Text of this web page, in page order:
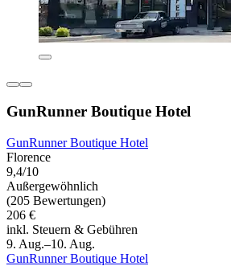
GunRunner Boutique Hotel
GunRunner Boutique Hotel
Florence
9,4/10
Außergewöhnlich
(205 Bewertungen)
206 €
inkl. Steuern & Gebühren
9. Aug.–10. Aug.
GunRunner Boutique Hotel